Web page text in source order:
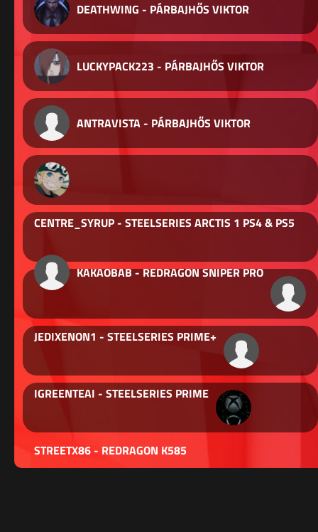
DEATHWING - PÁRBAJHŐS VIKTOR
LUCKYPACK223 - PÁRBAJHŐS VIKTOR
ANTRAVISTA - PÁRBAJHŐS VIKTOR
CENTRE_SYRUP - STEELSERIES ARCTIS 1 PS4 & PS5
KAKAOBAB - REDRAGON SNIPER PRO
JEDIXENON1 - STEELSERIES PRIME+
IGREENTEAI - STEELSERIES PRIME
STREETX86 - REDRAGON K585